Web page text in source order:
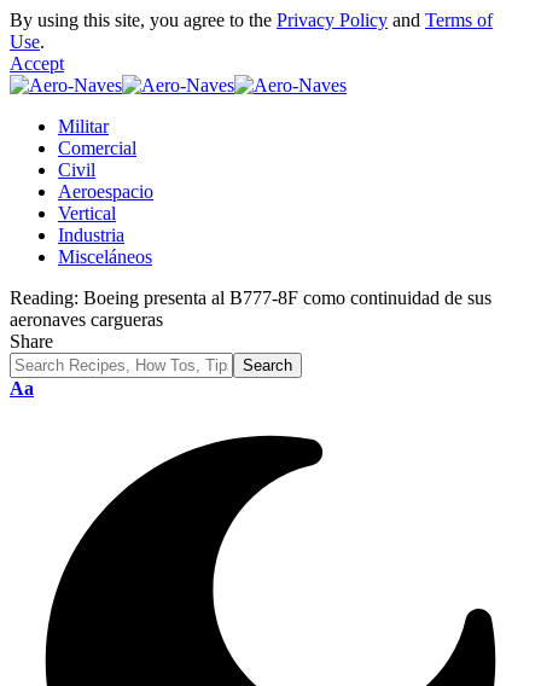
By using this site, you agree to the Privacy Policy and Terms of
Use.
Accept
Militar
Comercial
Civil
Aeroespacio
Vertical
Industria
Misceláneos
Reading: Boeing presenta al B777-8F como continuidad de sus
aeronaves cargueras
Share
Font
Aa